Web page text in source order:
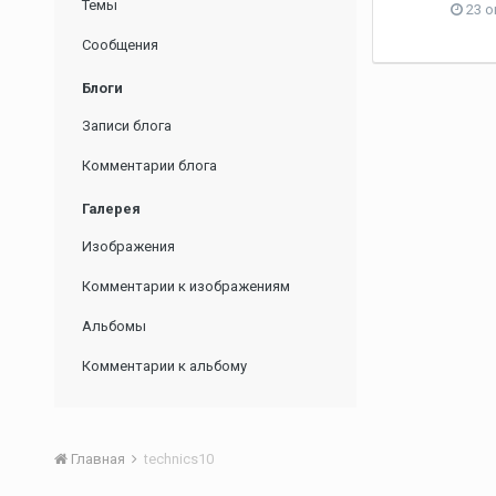
Темы
Сообщения
Блоги
Записи блога
Комментарии блога
Галерея
Изображения
Комментарии к изображениям
Альбомы
Комментарии к альбому
23
Главная technics10